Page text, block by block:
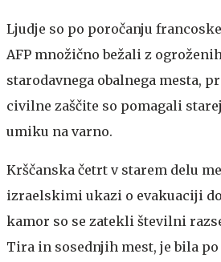
Ljudje so po poročanju
AFP množično bežali z
starodavnega obalnega mesta,
civilne zaščite so pomagali
umiku na varno.
Krščanska četrt v starem delu
izraelskimi ukazi o evakuaciji
kamor so se zatekli številni
Tira in sosednjih mest, je bila po